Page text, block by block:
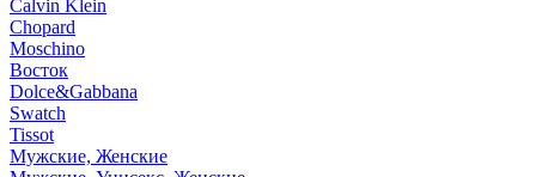
Calvin Klein
Chopard
Moschino
Восток
Dolce&Gabbana
Swatch
Tissot
Мужские, Женские